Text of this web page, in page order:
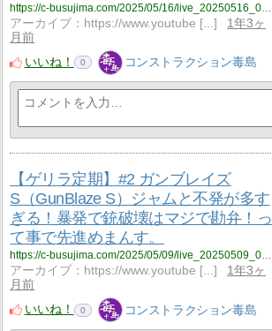
https://c-busujima.com/2025/05/16/live_20250516_001/
アーカイブ：https://www.youtube [...]
1年3ヶ
月前
いいね！
0 コンストラクション毒島
【ゲリラ定期】#2 ガンブレイズ
S（GunBlaze S）ジャムと不発が多す
ぎる！暴発で銃破壊はマジで勘弁！っ
て事で先進めまんす。
https://c-busujima.com/2025/05/09/live_20250509_001/
アーカイブ：https://www.youtube [...]
1年3ヶ
月前
いいね！
0 コンストラクション毒島